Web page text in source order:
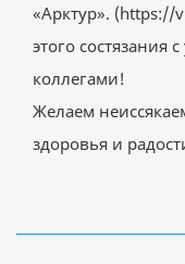
«Арктур». (https://
этого состязания
коллегами!
Желаем
здоровья и